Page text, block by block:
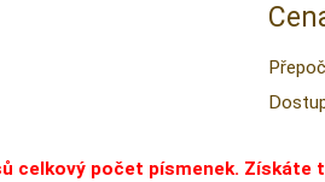
celkový počet písmenek. Získáte